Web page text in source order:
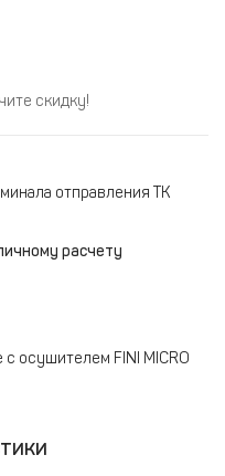
скидку!
отправления ТК
расчету
осушителем FINI MICRO